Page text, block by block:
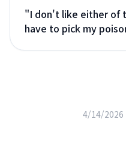
"I don't like either of
have to pick my
4/14/2026